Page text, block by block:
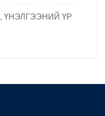
ҮР